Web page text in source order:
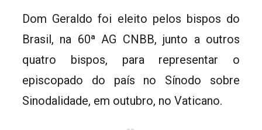
Dom Geraldo foi eleito pelos bispos do
Brasil, na 60ª AG CNBB, junto a outros
quatro bispos, para representar o
episcopado do país no Sínodo sobre
Sinodalidade, em outubro, no Vaticano.